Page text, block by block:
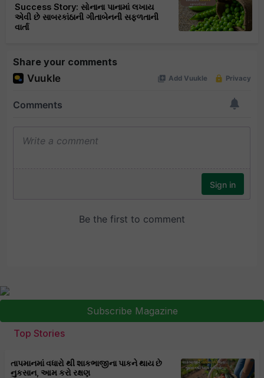
Success Story: સોનાના પાનામાં લખાય
એવી છે સાબરકાંઠાની ગીતાબેનની સફળતાની
વાર્તા
Share your comments
Subscribe Magazine
Top Stories
તાપમાનમાં વધારો થી શાકભાજીના પાકને થાય છે
નુકસાન, આમ કરો રક્ષણ